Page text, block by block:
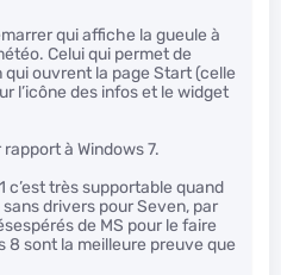
qui affiche la gueule à
Celui qui permet de
ouvrent la page Start (celle
l’icône des infos et le widget
à Windows 7.
c’est très supportable quand
drivers pour Seven, par
de MS pour le faire
8 sont la meilleure preuve que